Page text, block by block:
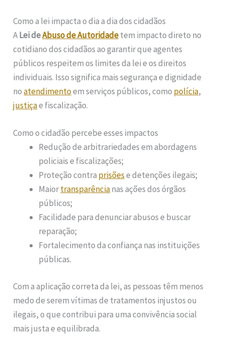
Como a lei impacta o dia a dia dos cidadãos
ALei deAbuso de Autoridadetem impacto direto no
cotidiano dos cidadãos ao garantir que agentes
públicos respeitem os limites da lei e os direitos
individuais. Isso significa mais segurança e dignidade
noatendimentoem serviços públicos, como polícia,
justiçae fiscalização.
Como o cidadão percebe esses impactos
Redução de arbitrariedades em abordagens
policiais e fiscalizações;
Proteção contra prisõese detenções ilegais;
Maiortransparêncianas ações dos órgãos
públicos;
Facilidade para denunciar abusos e buscar
reparação;
Fortalecimento da confiança nas instituições
públicas.
Com a aplicação correta da lei, as pessoas têm menos
medo de serem vítimas de tratamentos injustos ou
ilegais, o que contribui para uma convivência social
mais justa e equilibrada.